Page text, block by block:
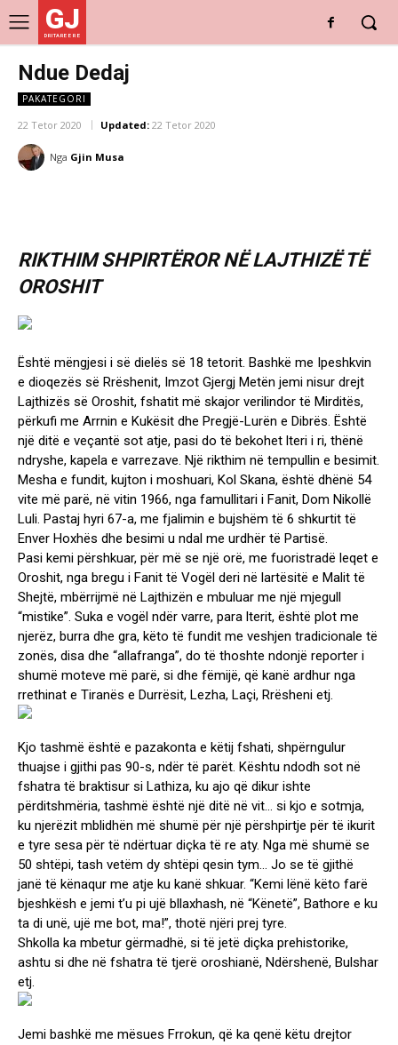
GJ
DRITARE E RE
Ndue Dedaj
PAKATEGORI
22 Tetor 2020 Updated: 22 Tetor 2020
Nga Gjin Musa
RIKTHIM SHPIRTËROR NË LAJTHIZË TË
OROSHIT
Është mëngjesi i së dielës së 18 tetorit. Bashkë me Ipeshkvin
e dioqezës së Rrëshenit, Imzot Gjergj Metën jemi nisur drejt
Lajthizës së Oroshit, fshatit më skajor verilindor të Mirditës,
përkufi me Arrnin e Kukësit dhe Pregjë-Lurën e Dibrës. Është
një ditë e veçantë sot atje, pasi do të bekohet lteri i ri, thënë
ndryshe, kapela e varrezave. Një rikthim në tempullin e besimit.
Mesha e fundit, kujton i moshuari, Kol Skana, është dhënë 54
vite më parë, në vitin 1966, nga famullitari i Fanit, Dom Nikollë
Luli. Pastaj hyri 67-a, me fjalimin e bujshëm të 6 shkurtit të
Enver Hoxhës dhe besimi u ndal me urdhër të Partisë.
Pasi kemi përshkuar, për më se një orë, me fuoristradë leqet e
Oroshit, nga bregu i Fanit të Vogël deri në lartësitë e Malit të
Shejtë, mbërrijmë në Lajthizën e mbuluar me një mjegull
“mistike”. Suka e vogël ndër varre, para lterit, është plot me
njerëz, burra dhe gra, këto të fundit me veshjen tradicionale të
zonës, disa dhe “allafranga”, do të thoshte ndonjë reporter i
shumë moteve më parë, si dhe fëmijë, që kanë ardhur nga
rrethinat e Tiranës e Durrësit, Lezha, Laçi, Rrësheni etj.
Kjo tashmë është e pazakonta e këtij fshati, shpërngulur
thuajse i gjithi pas 90-s, ndër të parët. Kështu ndodh sot në
fshatra të braktisur si Lathiza, ku ajo që dikur ishte
përditshmëria, tashmë është një ditë në vit… si kjo e sotmja,
ku njerëzit mblidhën më shumë për një përshpirtje për të ikurit
e tyre sesa për të ndërtuar diçka të re aty. Nga më shumë se
50 shtëpi, tash vetëm dy shtëpi qesin tym… Jo se të gjithë
janë të kënaqur me atje ku kanë shkuar. “Kemi lënë këto farë
bjeshkësh e jemi t’u pi ujë bllaxhash, në “Kënetë”, Bathore e ku
ta di unë, ujë me bot, ma!”, thotë njëri prej tyre.
Shkolla ka mbetur gërmadhë, si të jetë diçka prehistorike,
ashtu si dhe në fshatra të tjerë oroshianë, Ndërshenë, Bulshar
etj.
Jemi bashkë me mësues Frrokun, që ka qenë këtu drejtor